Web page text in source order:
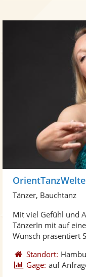
Tänzer, Bauchtanz
Mit viel Gefühl und
TänzerIn mit auf
Wunsch präsentiert
Standort:
Gage: auf